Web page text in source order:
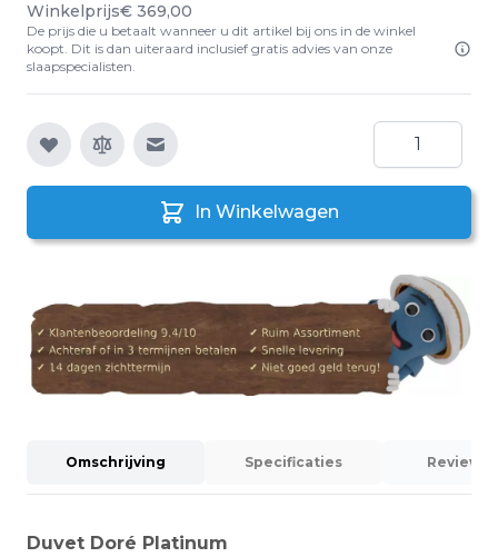
Winkelprijs€ 369,00
De prijs die u betaalt wanneer u dit artikel bij ons in de winkel
koopt. Dit is dan uiteraard inclusief gratis advies van onze
slaapspecialisten.
E-mail naar een vriend
Aantal
In Winkelwagen
Omschrijving Specificaties Reviews
Duvet Doré Platinum